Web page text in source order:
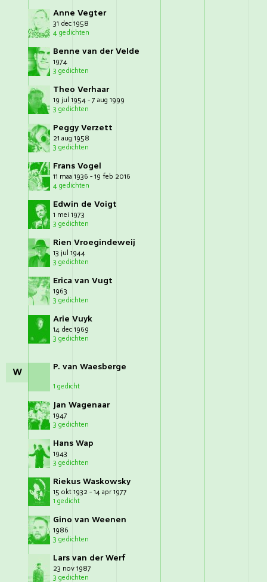
Anne Vegter
31 dec 1958
4 gedichten
Benne van der Velde
1974
3 gedichten
Theo Verhaar
19 jul 1954 - 7 aug 1999
3 gedichten
Peggy Verzett
21 aug 1958
3 gedichten
Frans Vogel
11 maa 1936 - 19 feb 2016
4 gedichten
Edwin de Voigt
1 mei 1973
3 gedichten
Rien Vroegindeweij
13 jul 1944
3 gedichten
Erica van Vugt
1963
3 gedichten
Arie Vuyk
14 dec 1969
3 gedichten
W P. van Waesberge
1 gedicht
Jan Wagenaar
1947
3 gedichten
Hans Wap
1943
3 gedichten
Riekus Waskowsky
15 okt 1932 - 14 apr 1977
1 gedicht
Gino van Weenen
1986
3 gedichten
Lars van der Werf
23 nov 1987
3 gedichten